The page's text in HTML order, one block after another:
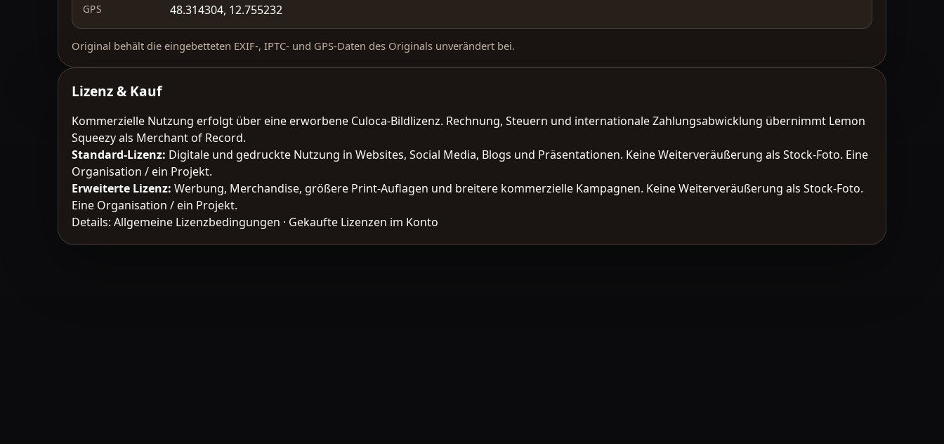
GPS 48.314304, 12.755232
Original behält die eingebetteten EXIF-, IPTC- und GPS-Daten des Originals unverändert bei.
Lizenz & Kauf
Kommerzielle Nutzung erfolgt über eine erworbene Culoca-Bildlizenz. Rechnung, Steuern und internationale Zahlungsabwicklung übernimmt Lemon
Squeezy als Merchant of Record.
Standard-Lizenz: Digitale und gedruckte Nutzung in Websites, Social Media, Blogs und Präsentationen. Keine Weiterveräußerung als Stock-Foto. Eine
Organisation / ein Projekt.
Erweiterte Lizenz: Werbung, Merchandise, größere Print-Auflagen und breitere kommerzielle Kampagnen. Keine Weiterveräußerung als Stock-Foto.
Eine Organisation / ein Projekt.
Details:Allgemeine Lizenzbedingungen · Gekaufte Lizenzen im Konto